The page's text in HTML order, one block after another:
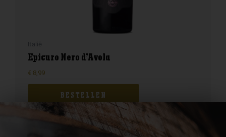
Epicuro Nero d’Avola
€ 8,99
BESTELLEN